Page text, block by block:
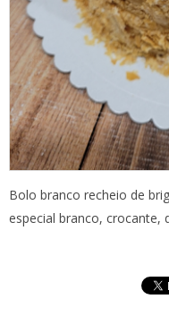
Bolo branco recheio de
especial branco, crocante,